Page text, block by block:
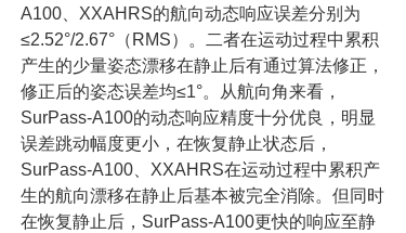
A100、XXAHRS的航向动态响应误差分别为
≤2.52°/2.67° （ RMS）。二者在运动过程中累积
产生的少量姿态漂移在静止后有通过算法修正，
修正后的姿态误差均≤1°。从航向角来看，
SurPass-A100的动态响应精度十分优良，明显
误差跳动幅度更小，在恢复静止状态后，
SurPass-A100、XXAHRS在运动过程中累积产
生的航向漂移在静止后基本被完全消除。但同时
在恢复静止后， SurPass-A100更快的响应至静